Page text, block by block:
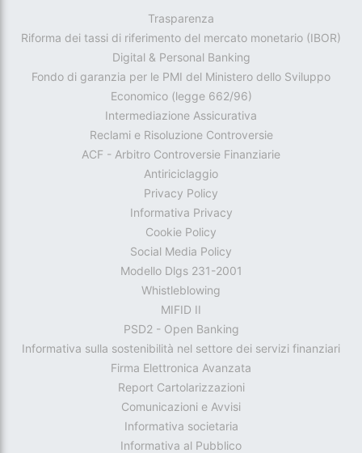
Trasparenza
Riforma dei tassi di riferimento del mercato monetario (IBOR)
Digital & Personal Banking
Fondo di garanzia per le PMI del Ministero dello Sviluppo
Economico (legge 662/96)
Intermediazione Assicurativa
Reclami e Risoluzione Controversie
ACF - Arbitro Controversie Finanziarie
Antiriciclaggio
Privacy Policy
Informativa Privacy
Cookie Policy
Social Media Policy
Modello Dlgs 231-2001
Whistleblowing
MIFID II
PSD2 - Open Banking
Informativa sulla sostenibilità nel settore dei servizi finanziari
Firma Elettronica Avanzata
Report Cartolarizzazioni
Comunicazioni e Avvisi
Informativa societaria
Informativa al Pubblico